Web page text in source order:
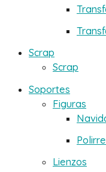
Scrap
Scrap
Soportes
Figuras
Lienzos